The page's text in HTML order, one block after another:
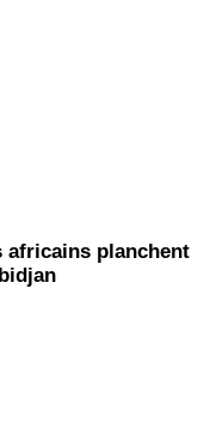
africains planchent